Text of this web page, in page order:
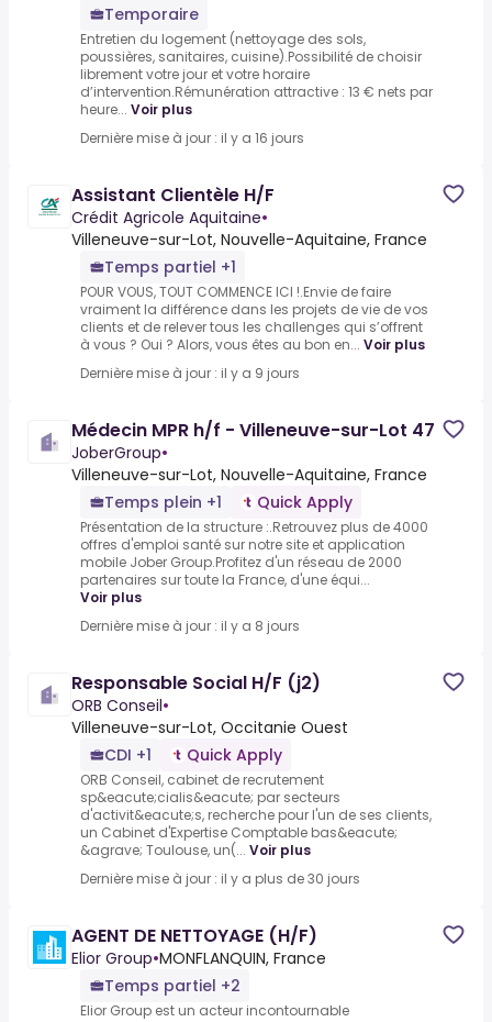
Temporaire
Entretien du logement (nettoyage des sols,
poussières, sanitaires, cuisine).Possibilité de choisir
librement votre jour et votre horaire
d’intervention.Rémunération attractive : 13 € nets par
heure... Voir plus
Dernière mise à jour : il y a 16 jours
Assistant Clientèle H/F
Crédit Agricole Aquitaine•
Villeneuve-sur-Lot, Nouvelle-Aquitaine, France
Temps partiel +1
POUR VOUS, TOUT COMMENCE ICI !.Envie de faire
vraiment la différence dans les projets de vie de vos
clients et de relever tous les challenges qui s’offrent
à vous ? Oui ? Alors, vous êtes au bon en... Voir plus
Dernière mise à jour : il y a 9 jours
Médecin MPR h/f - Villeneuve-sur-Lot 47
JoberGroup•
Villeneuve-sur-Lot, Nouvelle-Aquitaine, France
Temps plein +1
Quick Apply
Présentation de la structure :.Retrouvez plus de 4000
offres d'emploi santé sur notre site et application
mobile Jober Group.Profitez d'un réseau de 2000
partenaires sur toute la France, d'une équi...
Voir plus
Dernière mise à jour : il y a 8 jours
Responsable Social H/F (j2)
ORB Conseil•
Villeneuve-sur-Lot, Occitanie Ouest
CDI +1
Quick Apply
ORB Conseil, cabinet de recrutement
sp&eacute;cialis&eacute; par secteurs
d'activit&eacute;s, recherche pour l'un de ses clients,
un Cabinet d'Expertise Comptable bas&eacute;
&agrave; Toulouse, un(... Voir plus
Dernière mise à jour : il y a plus de 30 jours
AGENT DE NETTOYAGE (H/F)
Elior Group•MONFLANQUIN, France
Temps partiel +2
Elior Group est un acteur incontournable